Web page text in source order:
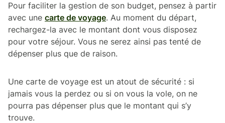
Pour faciliter la gestion de son budget, pensez à partir
avec une carte de voyage. Au moment du départ,
rechargez-la avec le montant dont vous disposez
pour votre séjour. Vous ne serez ainsi pas tenté de
dépenser plus que de raison.
Une carte de voyage est un atout de sécurité : si
jamais vous la perdez ou si on vous la vole, on ne
pourra pas dépenser plus que le montant qui s’y
trouve.